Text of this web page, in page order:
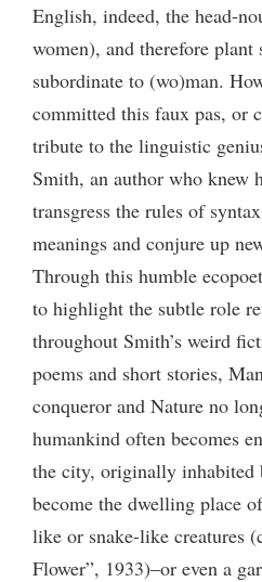
English, indeed, the head-
women), and therefore
subordinate to (wo)man.
committed this faux pas, or
tribute to the linguistic
Smith, an author who knew
transgress the rules of
meanings and conjure up
Through this humble
to highlight the subtle role
throughout Smith’s weird
poems and short stories,
conqueror and Nature no
humankind often becomes
the city, originally inhabited
become the dwelling place
like or snake-like creatures
Flower”, 1933)–or even a